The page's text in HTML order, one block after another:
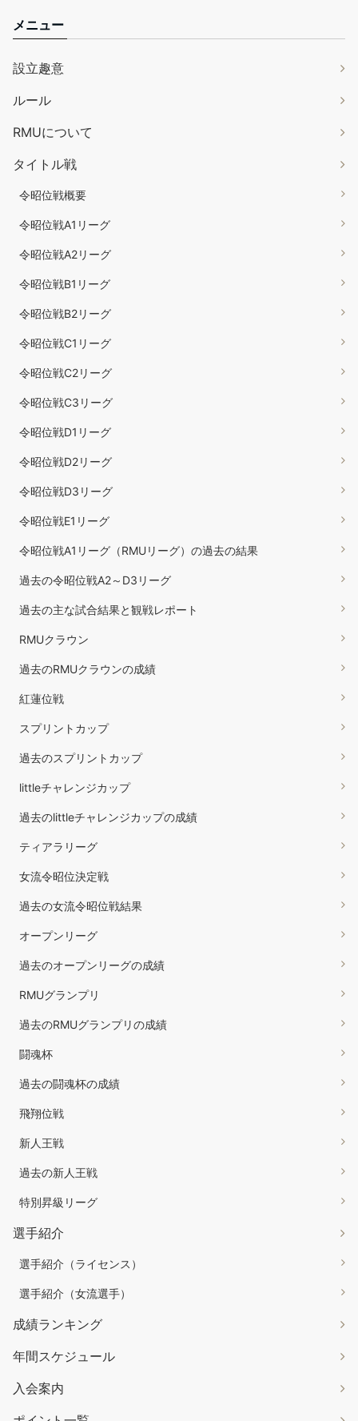
メニュー
設立趣意
ルール
RMUについて
タイトル戦
令昭位戦概要
令昭位戦A1リーグ
令昭位戦A2リーグ
令昭位戦B1リーグ
令昭位戦B2リーグ
令昭位戦C1リーグ
令昭位戦C2リーグ
令昭位戦C3リーグ
令昭位戦D1リーグ
令昭位戦D2リーグ
令昭位戦D3リーグ
令昭位戦E1リーグ
令昭位戦A1リーグ（RMUリーグ）の過去の結果
過去の令昭位戦A2～D3リーグ
過去の主な試合結果と観戦レポート
RMUクラウン
過去のRMUクラウンの成績
紅蓮位戦
スプリントカップ
過去のスプリントカップ
littleチャレンジカップ
過去のlittleチャレンジカップの成績
ティアラリーグ
女流令昭位決定戦
過去の女流令昭位戦結果
オープンリーグ
過去のオープンリーグの成績
RMUグランプリ
過去のRMUグランプリの成績
闘魂杯
過去の闘魂杯の成績
飛翔位戦
新人王戦
過去の新人王戦
特別昇級リーグ
選手紹介
選手紹介（ライセンス）
選手紹介（女流選手）
成績ランキング
年間スケジュール
入会案内